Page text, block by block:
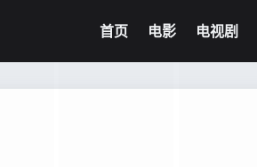
首页 电影 电视剧